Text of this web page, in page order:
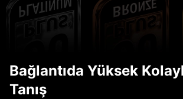
Bağlantıda Yüksek
Tanış